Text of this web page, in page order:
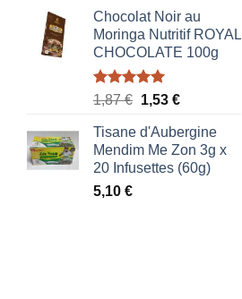
Chocolat Noir au
Moringa Nutritif ROYAL
CHOCOLATE 100g
Note5.00
1,87€ Le
initial
était :
1,87 €.
1,53 €Le
actuel
est :
1,53 €.
Tisane d'Aubergine
Mendim Me Zon 3g x
20 Infusettes (60g)
5,10 €